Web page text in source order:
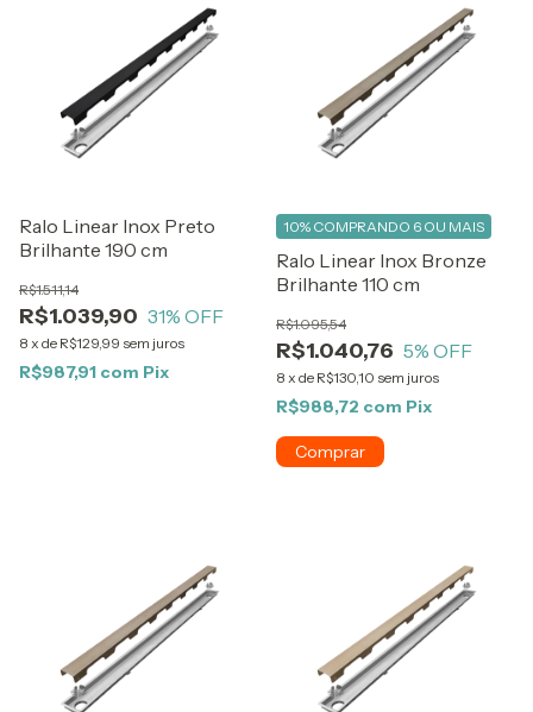
Ralo Linear Inox Preto
Brilhante 190 cm
R$1.039,90
R$1.511,14
31% OFF
8 x de R$129,99 sem juros
R$987,91 com Pix
Ralo Linear Inox Bronze
Brilhante 110 cm
R$1.040,76
R$1.095,54
5% OFF
8 x de R$130,10 sem juros
10% COMPRANDO 6 OU MAIS
R$988,72 com Pix